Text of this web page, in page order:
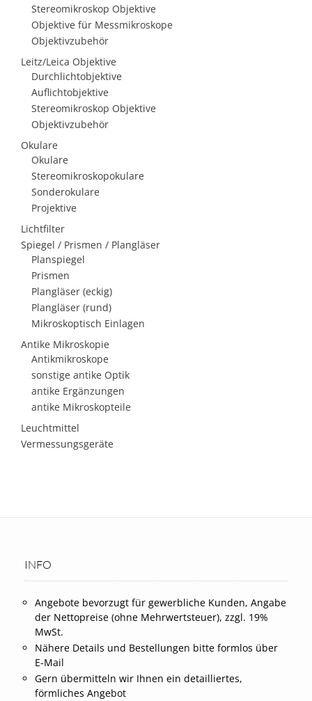
Stereomikroskop Objektive
Objektive für Messmikroskope
Objektivzubehör
Leitz/Leica Objektive
Durchlichtobjektive
Auflichtobjektive
Stereomikroskop Objektive
Objektivzubehör
Okulare
Okulare
Stereomikroskopokulare
Sonderokulare
Projektive
Lichtfilter
Spiegel / Prismen / Plangläser
Planspiegel
Prismen
Plangläser (eckig)
Plangläser (rund)
Mikroskoptisch Einlagen
Antike Mikroskopie
Antikmikroskope
sonstige antike Optik
antike Ergänzungen
antike Mikroskopteile
Leuchtmittel
Vermessungsgeräte
INFO
Angebote bevorzugt für gewerbliche Kunden, Angabe
der Nettopreise (ohne Mehrwertsteuer), zzgl. 19%
MwSt.
Nähere Details und Bestellungen bitte formlos über
E-Mail
Gern übermitteln wir Ihnen ein detailliertes,
förmliches Angebot